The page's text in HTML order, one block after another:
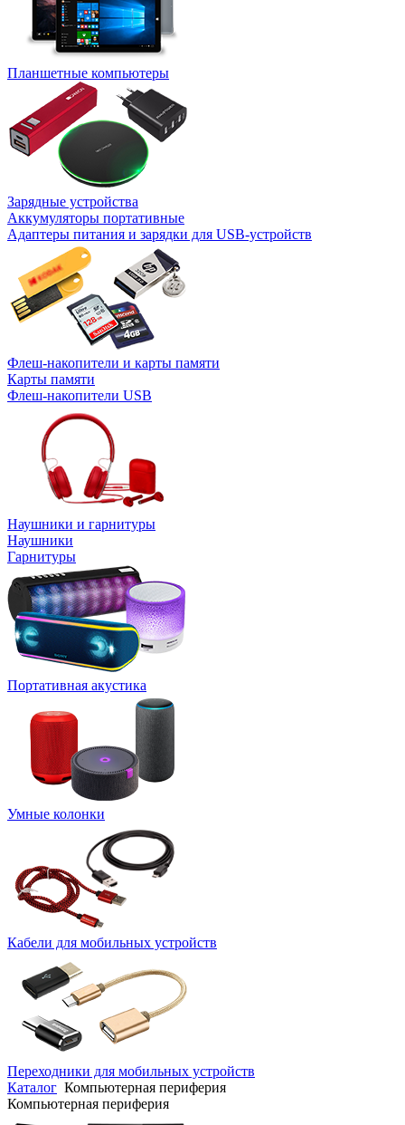
Планшетные компьютеры
Зарядные устройства
Аккумуляторы портативные
Адаптеры питания и зарядки для USB-устройств
Флеш-накопители и карты памяти
Карты памяти
Флеш-накопители USB
Наушники и гарнитуры
Наушники
Гарнитуры
Портативная акустика
Умные колонки
Кабели для мобильных устройств
Переходники для мобильных устройств
Каталог Компьютерная периферия
Компьютерная периферия